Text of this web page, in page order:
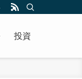
投資